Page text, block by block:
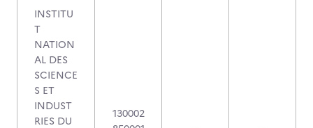
INSTITU
T
NATION
AL DES
SCIENCE
S ET
INDUST
RIES DU
130002